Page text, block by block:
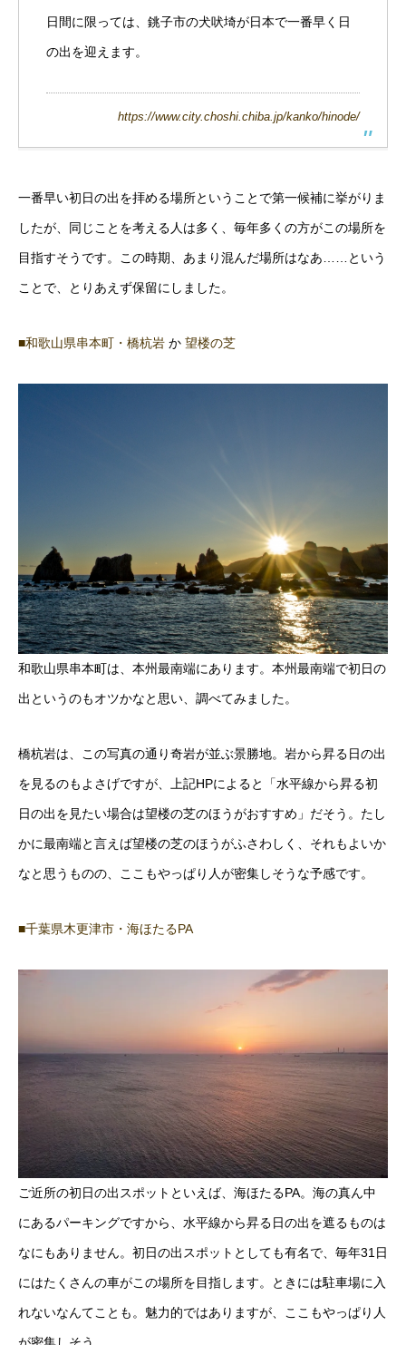
日間に限っては、銚子市の犬吠埼が日本で一番早く日
の出を迎えます。
https://www.city.choshi.chiba.jp/kanko/hinode/
一番早い初日の出を拝める場所ということで第一候補に挙がりま
したが、同じことを考える人は多く、毎年多くの方がこの場所を
目指すそうです。この時期、あまり混んだ場所はなあ……という
ことで、とりあえず保留にしました。
■和歌山県串本町・橋杭岩 か 望楼の芝
和歌山県串本町は、本州最南端にあります。本州最南端で初日の
出というのもオツかなと思い、調べてみました。
橋杭岩は、この写真の通り奇岩が並ぶ景勝地。岩から昇る日の出
を見るのもよさげですが、上記HPによると「水平線から昇る初
日の出を見たい場合は望楼の芝のほうがおすすめ」だそう。たし
かに最南端と言えば望楼の芝のほうがふさわしく、それもよいか
なと思うものの、ここもやっぱり人が密集しそうな予感です。
■千葉県木更津市・海ほたるPA
ご近所の初日の出スポットといえば、海ほたるPA。海の真ん中
にあるパーキングですから、水平線から昇る日の出を遮るものは
なにもありません。初日の出スポットとしても有名で、毎年31日
にはたくさんの車がこの場所を目指します。ときには駐車場に入
れないなんてことも。魅力的ではありますが、ここもやっぱり人